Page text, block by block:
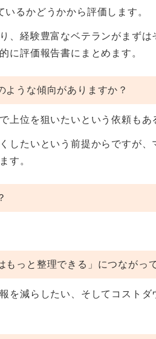
るかどうかから評価します。
、経験豊富なベテランがまずは
に評価報告書にまとめます。
ような傾向がありますか？
上位を狙いたいという依頼もあ
したいという前提からですが
す。
っと整理できる」につながっ
を減らしたい、そしてコスト